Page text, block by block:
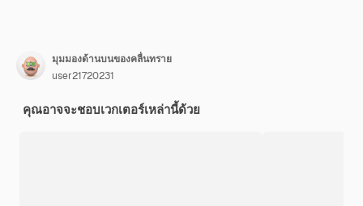
มุมมองด้านบนของคลื่นทราย
user21720231
คุณอาจจะชอบเวกเตอร์เหล่านี้ด้วย